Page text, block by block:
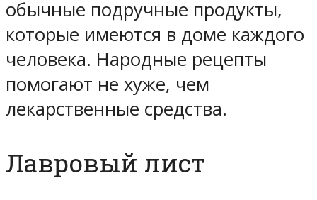
обычные подручные продукты,
которые имеются в доме каждого
человека. Народные рецепты
помогают не хуже, чем
лекарственные средства.
Лавровый лист